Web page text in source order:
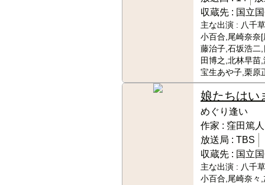
収蔵先 : 国立
主な出演 : 八千
小百合,尾崎奈奈
藤治子,石坂浩二
田博之,北林早苗
宝生あや子,栗原
娘たちはい
めぐり逢い
作家 : 窪田篤人
放送局 : TBS
収蔵先 : 国立
主な出演 : 八千
小百合,尾崎奈々